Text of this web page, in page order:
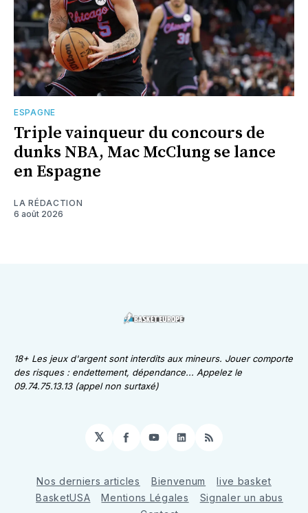
ESPAGNE
Triple vainqueur du concours de
dunks NBA, Mac McClung se lance
en Espagne
LA RÉDACTION
6 août 2026
18+ Les jeux d'argent sont interdits aux mineurs. Jouer comporte
des risques : endettement, dépendance... Appelez le
09.74.75.13.13 (appel non surtaxé)
𝕏 Facebook
YouTube
LinkedIn
RSS
Nos derniers articles Bienvenum
live basket
BasketUSA
Mentions Légales
Signaler un abus